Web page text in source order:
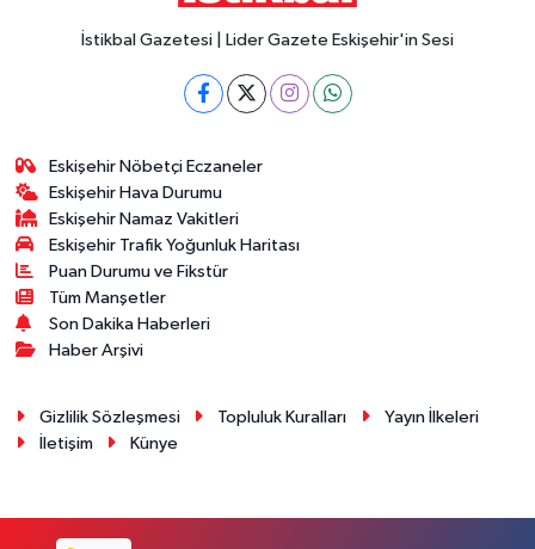
İstikbal Gazetesi | Lider Gazete Eskişehir'in Sesi
Eskişehir Nöbetçi Eczaneler
Eskişehir Hava Durumu
Eskişehir Namaz Vakitleri
Eskişehir Trafik Yoğunluk Haritası
Puan Durumu ve Fikstür
Tüm Manşetler
Son Dakika Haberleri
Haber Arşivi
Gizlilik Sözleşmesi Topluluk Kuralları
Yayın İlkeleri
İletişim
Künye